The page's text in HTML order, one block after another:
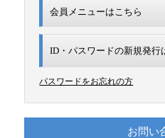
会員メニューはこちら
ID・パスワードの新規発行
パスワードをお忘れの方
お問い